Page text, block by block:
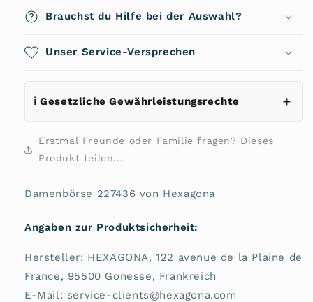
Hexagona
von
Hexagona
Brauchst du Hilfe bei der Auswahl?
Unser Service-Versprechen
ℹ️ Gesetzliche Gewährleistungsrechte
Erstmal Freunde oder Familie fragen? Dieses
Produkt teilen...
Damenbörse 227436 von Hexagona
Angaben zur Produktsicherheit:
Hersteller: HEXAGONA, 122 avenue de la Plaine de
France, 95500 Gonesse, Frankreich
E-Mail: service-clients@hexagona.com